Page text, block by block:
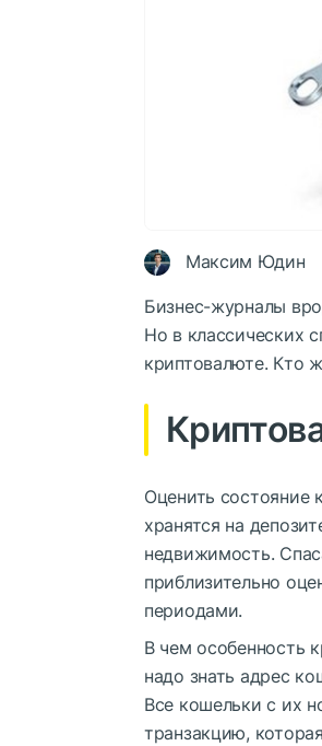
Максим Юдин
Бизнес-журналы
Но в классических
криптовалюте. Кто
Оценить состояние
хранятся на
недвижимость.
приблизительно
периодами.
В чем особенность
надо знать адрес
Все кошельки с их
транзакцию,